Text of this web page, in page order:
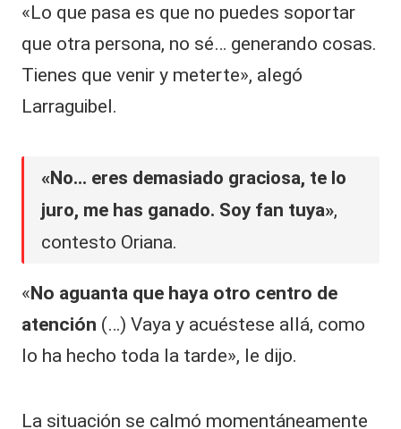
«Lo que pasa es que no puedes soportar
que otra persona, no sé… generando cosas.
Tienes que venir y meterte», alegó
Larraguibel.
«No… eres demasiado graciosa, te lo
juro, me has ganado. Soy fan tuya»,
contesto Oriana.
«No aguanta que haya otro centro de
atención (…) Vaya y acuéstese allá, como
lo ha hecho toda la tarde», le dijo.
La situación se calmó momentáneamente